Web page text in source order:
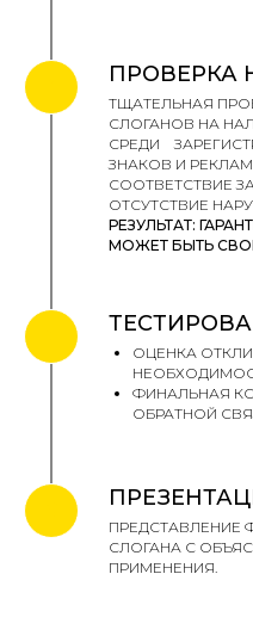
ПРОВЕРКА
ТЩАТЕЛЬНАЯ
СЛОГАНОВ НА
СРЕДИ
ЗНАКОВ И
СООТВЕТСТВИЕ
ОТСУТСТВИЕ
РЕЗУЛЬТАТ:
МОЖЕТ БЫТЬ
ОЦЕНКА
ФИНАЛЬНАЯ
ОБРАТНОЙ
ПРЕДСТАВЛЕНИЕ
СЛОГАНА С
ПРИМЕНЕНИЯ.